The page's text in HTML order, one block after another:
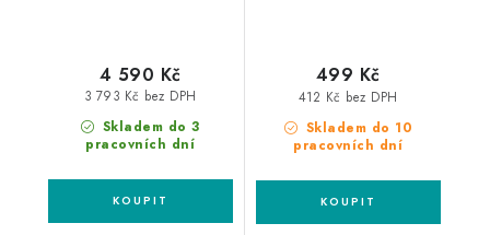
Skladem do 3
pracovních dní
3 793 Kč bez DPH
4 590 Kč
Skladem do 10
pracovních dní
412 Kč bez DPH
499 Kč